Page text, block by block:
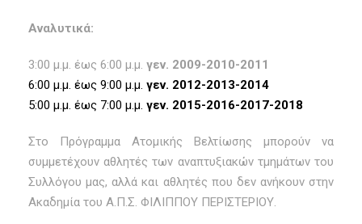
Αναλυτικά:
3:00 μ.μ. έως 6:00 μ.μ. γεν. 2009-2010-2011
6:00 μ.μ. έως 9:00 μ.μ. γεν. 2012-2013-2014
5:00 μ.μ. έως 7:00 μ.μ. γεν. 2015-2016-2017-2018
Στο Πρόγραμμα Ατομικής Βελτίωσης μπορούν να
συμμετέχουν αθλητές των αναπτυξιακών τμημάτων του
Συλλόγου μας, αλλά και αθλητές που δεν ανήκουν στην
Ακαδημία του Α.Π.Σ. ΦΙΛΙΠΠΟΥ ΠΕΡΙΣΤΕΡΙΟΥ.